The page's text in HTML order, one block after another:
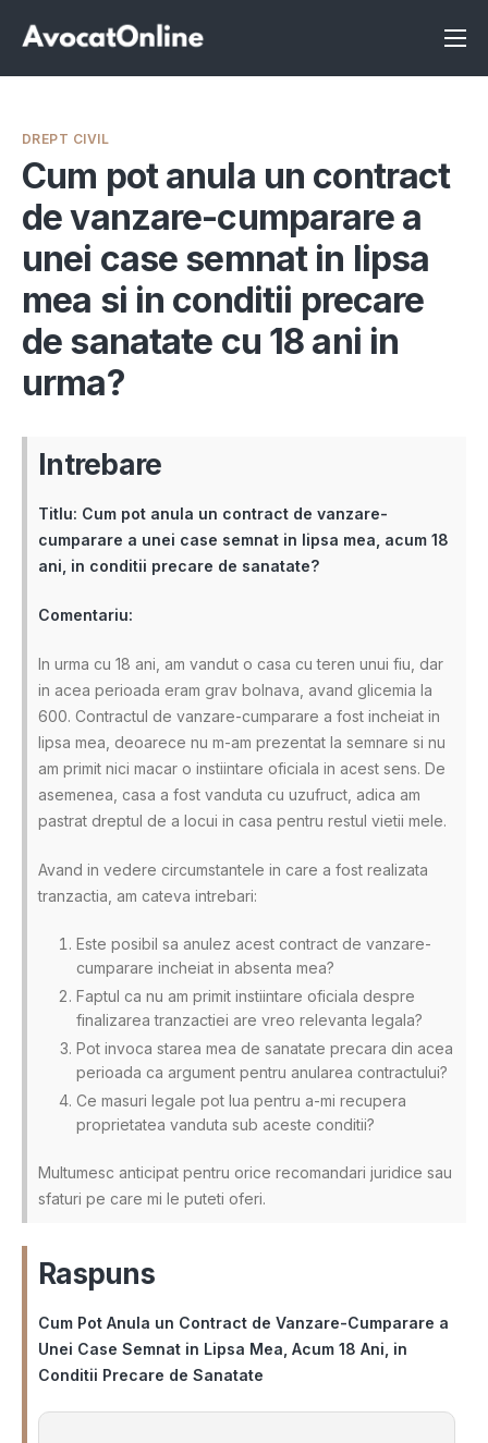
Înscrie-te ca avocat
Servicii
Despre noi
Programeaza consultanta
Intrebari
DREPT CIVIL
Cum pot anula un contract
de vanzare-cumparare a
unei case semnat in lipsa
mea si in conditii precare
de sanatate cu 18 ani in
urma?
Intrebare
Titlu: Cum pot anula un contract de vanzare-
cumparare a unei case semnat in lipsa mea, acum 18
ani, in conditii precare de sanatate?
Comentariu:
In urma cu 18 ani, am vandut o casa cu teren unui fiu, dar
in acea perioada eram grav bolnava, avand glicemia la
600. Contractul de vanzare-cumparare a fost incheiat in
lipsa mea, deoarece nu m-am prezentat la semnare si nu
am primit nici macar o instiintare oficiala in acest sens. De
asemenea, casa a fost vanduta cu uzufruct, adica am
pastrat dreptul de a locui in casa pentru restul vietii mele.
Avand in vedere circumstantele in care a fost realizata
tranzactia, am cateva intrebari:
Este posibil sa anulez acest contract de vanzare-
cumparare incheiat in absenta mea?
Faptul ca nu am primit instiintare oficiala despre
finalizarea tranzactiei are vreo relevanta legala?
Pot invoca starea mea de sanatate precara din acea
perioada ca argument pentru anularea contractului?
Ce masuri legale pot lua pentru a-mi recupera
proprietatea vanduta sub aceste conditii?
Multumesc anticipat pentru orice recomandari juridice sau
sfaturi pe care mi le puteti oferi.
Raspuns
Cum Pot Anula un Contract de Vanzare-Cumparare a
Unei Case Semnat in Lipsa Mea, Acum 18 Ani, in
Conditii Precare de Sanatate